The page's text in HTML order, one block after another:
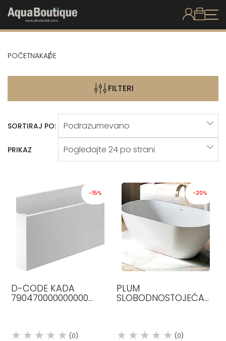
POČETNAKADE
FILTERI
SORTIRAJ PO:
PRIKAZ
-15%
D-CODE KADA
790470000000000
(0)
-20%
PLUM
SLOBODNOSTOJEĆA
(0)